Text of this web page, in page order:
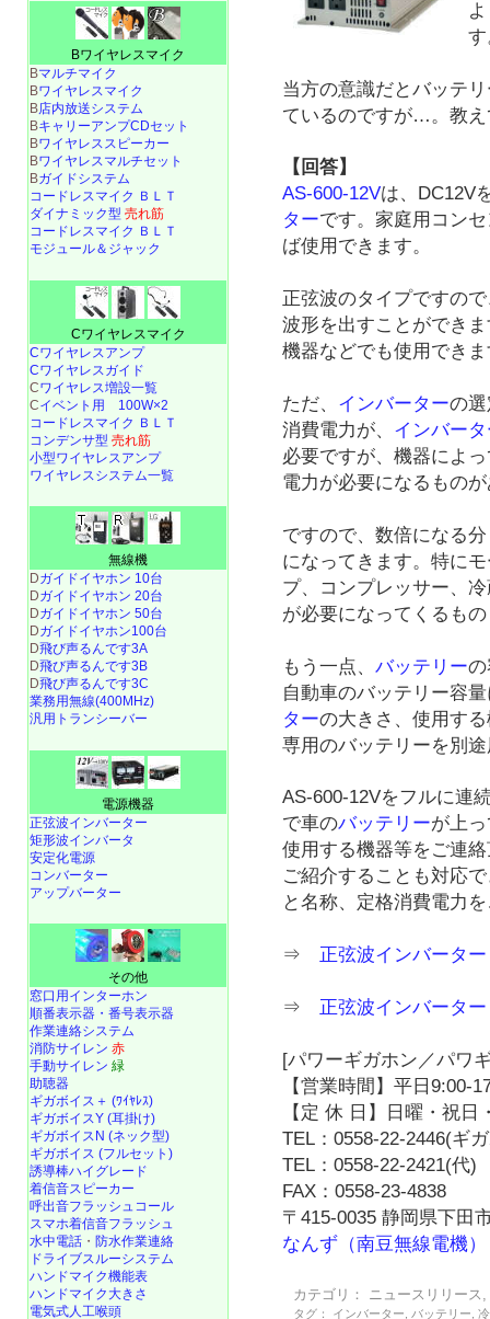
当方の意識だとバッテ
ているのですが…。教
【回答】
AS-600-12Vは、DC12V
ターです。家庭用コン
ば使用できます。
正弦波のタイプですの
波形を出すことができ
機器などでも使用でき
ただ、 インバーターの
消費電力が、 インバー
必要ですが、機器によ
電力が必要になるもの
ですので、数倍になる
になってきます。特に
プ、コンプレッサー、
が必要になってくるも
もう一点、バッテリー
自動車のバッテリー容
ターの大きさ、使用す
専用のバッテリーを別
AS-600-12Vをフルに連
で車のバッテリーが上
使用する機器等をご連
ご紹介することも対応
と名称、定格消費電力
⇒ 正弦波インバータ
⇒ 正弦波インバータ
[パワーギガホン／パワ
【営業時間】平日9:00-
【定 休 日】日曜・祝日
TEL：0558-22-2446(ギ
TEL：0558-22-2421(代)
FAX：0558-23-4838
〒415-0035 静岡県下田
なんず（南豆無線電機）
カテゴリ： ニュースリリース
タグ： インバーター バッテリー ,
Bワイヤレスマイク
Bマルチマイク
Bワイヤレスマイク
B店内放送システム
BキャリーアンプCDセット
Bワイヤレススピーカー
Bワイヤレスマルチセット
Bガイドシステム
コードレスマイク ＢＬＴ
ダイナミック型 売れ筋
コードレスマイク ＢＬＴ
モジュール＆ジャック
Cワイヤレスマイク
Cワイヤレスアンプ
Cワイヤレスガイド
Cワイヤレス増設一覧
Cイベント用 100W×2
コードレスマイク ＢＬＴ
コンデンサ型 売れ筋
小型ワイヤレスアンプ
ワイヤレスシステム一覧
無線機
Dガイドイヤホン 10台
Dガイドイヤホン 20台
Dガイドイヤホン 50台
Dガイドイヤホン100台
D飛び声るんです3A
D飛び声るんです3B
D飛び声るんです3C
業務用無線(400MHz)
汎用トランシーバー
電源機器
正弦波インバーター
矩形波インバータ
安定化電源
コンバーター
アップバーター
その他
窓口用インターホン
順番表示器・番号表示器
作業連絡システム
消防サイレン 赤
手動サイレン 緑
助聴器
ギガボイス＋ (ﾜｲﾔﾚｽ)
ギガボイスY (耳掛け)
ギガボイスN (ネック型)
ギガボイス (フルセット)
誘導棒ハイグレード
着信音スピーカー
呼出音フラッシュコール
スマホ着信音フラッシュ
水中電話 ・ 防水作業連絡
ドライブスルーシステム
ハンドマイク機能表
ハンドマイク大きさ
電気式人工喉頭